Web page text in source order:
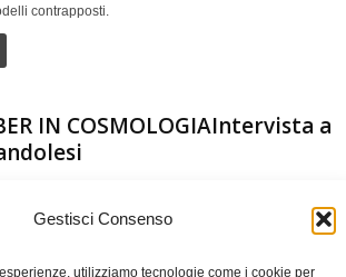
Gestisci Consenso
utilizziamo tecnologie come i cookie per
contrapposti.
IN COSMOLOGIAIntervista a